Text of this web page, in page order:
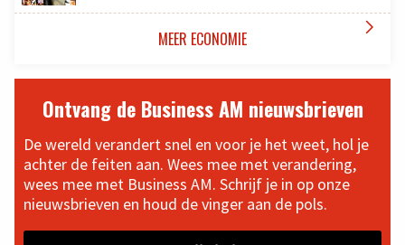
MEER ECONOMIE 
Ontvang de Business AM nieuwsbrieven
De wereld verandert snel en voor je het weet, hol je
achter de feiten aan. Wees mee met verandering,
wees mee met Business AM. Schrijf je in op onze
nieuwsbrieven en houd de vinger aan de pols.